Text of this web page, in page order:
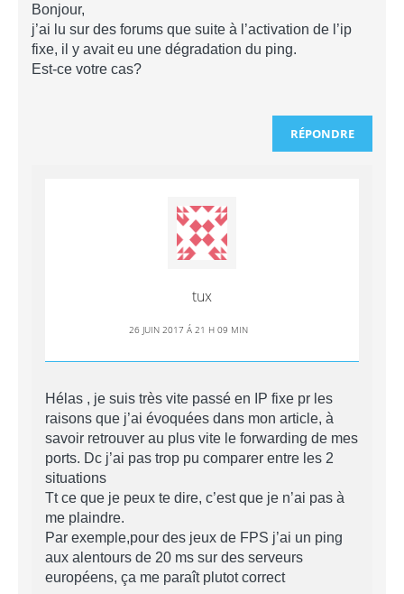
Bonjour,
j’ai lu sur des forums que suite à l’activation de l’ip
fixe, il y avait eu une dégradation du ping.
Est-ce votre cas?
RÉPONDRE
tux
26 JUIN 2017 Á 21 H 09 MIN
Hélas , je suis très vite passé en IP fixe pr les
raisons que j’ai évoquées dans mon article, à
savoir retrouver au plus vite le forwarding de mes
ports. Dc j’ai pas trop pu comparer entre les 2
situations
Tt ce que je peux te dire, c’est que je n’ai pas à
me plaindre.
Par exemple,pour des jeux de FPS j’ai un ping
aux alentours de 20 ms sur des serveurs
européens, ça me paraît plutot correct